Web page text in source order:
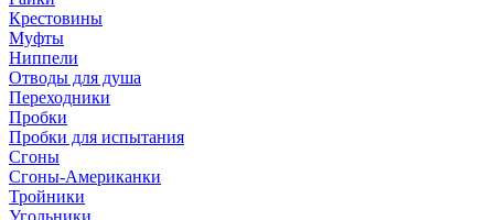
Крестовины
Муфты
Ниппели
Отводы для душа
Переходники
Пробки
Пробки для испытания
Сгоны
Сгоны-Американки
Тройники
Угольники